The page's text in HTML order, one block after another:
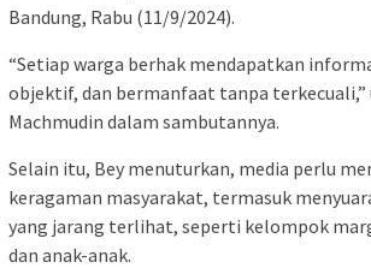
Bandung, Rabu (11/9/2024).
“Setiap warga berhak mendapatkan
objektif, dan bermanfaat tanpa terkecuali,”
Machmudin dalam sambutannya.
Selain itu, Bey menuturkan, media perlu
keragaman masyarakat, termasuk
yang jarang terlihat, seperti kelompok
dan anak-anak.